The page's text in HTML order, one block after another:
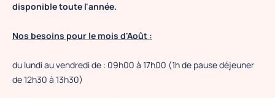
disponible toute l'année.
Nos besoins pour le mois d'Août :
du lundi au vendredi de : 09h00 à 17h00 (1h de pause déjeuner
de 12h30 à 13h30)